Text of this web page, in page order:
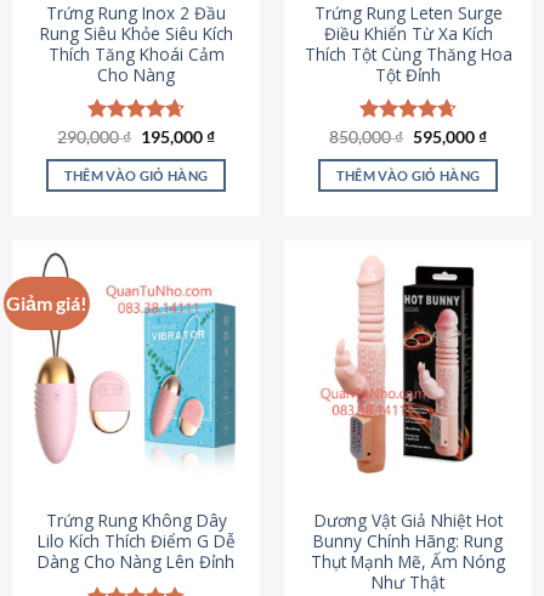
Trứng Rung Inox 2 Đầu
Rung Siêu Khỏe Siêu Kích
Thích Tăng Khoái Cảm
Cho Nàng
Được xếp
hạng4.64
5 sao
290,000₫ Giá
là:
290,000 ₫.
195,000₫Giá
tại
THÊM VÀO GIỎ HÀNG
Trứng Rung Leten Surge
Điều Khiển Từ Xa Kích
Thích Tột Cùng Thăng Hoa
Tột Đỉnh
Được xếp
hạng4.69
5 sao
850,000₫ Giá
là:
850,000 ₫.
595,000₫Giá
tại
THÊM VÀO GIỎ HÀNG
Giảm giá!
Trứng Rung Không Dây
Lilo Kích Thích Điểm G Dễ
Dàng Cho Nàng Lên Đỉnh
Dương Vật Giả Nhiệt Hot
Bunny Chính Hãng: Rung
Thụt Mạnh Mẽ, Ấm Nóng
Như Thật